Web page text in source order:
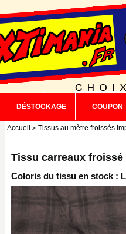
DÉSTOCKAGE COUPON
Accueil Tissus au mètre froissés
Tissu carreaux froissé
Coloris du tissu en stock :